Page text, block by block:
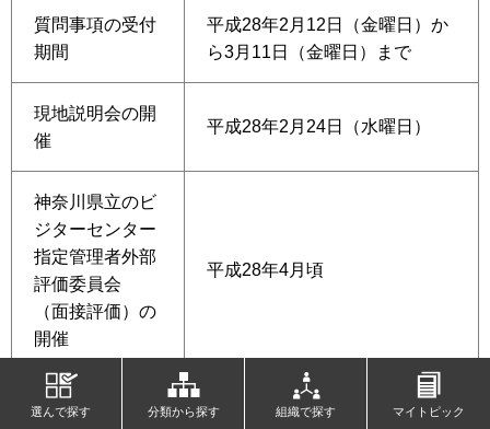
質問事項の受付
期間
平成28年2月12日（金曜日）か
ら3月11日（金曜日）まで
現地説明会の開
催
平成28年2月24日（水曜日）
神奈川県立のビ
ジターセンター
指定管理者外部
評価委員会
（面接評価）の
開催
平成28年4月頃
行政改革推進本
平成28年5月頃
選んで探す 分類から探す 組織で探す マイトピック